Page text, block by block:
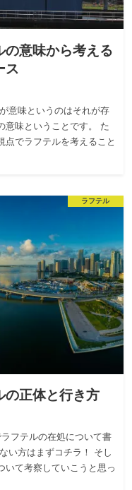
の意味から考える
ス
意味というのはそれが存
意味ということです。 た
点でラフテルを考えること
ラフテル
の正体と行き方
フテルの在処について書
い方はまずコチラ！ そし
いて考察していこうと思っ